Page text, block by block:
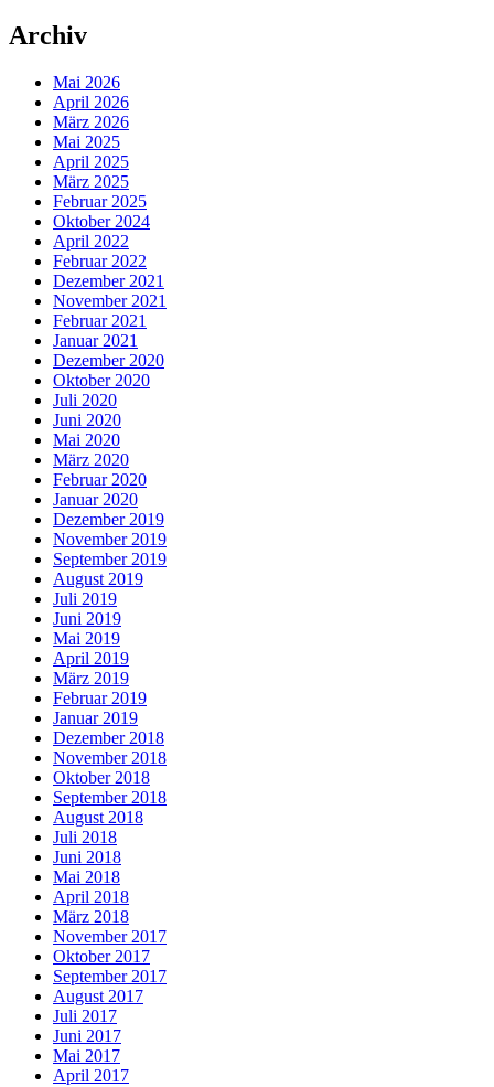
Archiv
Mai 2026
April 2026
März 2026
Mai 2025
April 2025
März 2025
Februar 2025
Oktober 2024
April 2022
Februar 2022
Dezember 2021
November 2021
Februar 2021
Januar 2021
Dezember 2020
Oktober 2020
Juli 2020
Juni 2020
Mai 2020
März 2020
Februar 2020
Januar 2020
Dezember 2019
November 2019
September 2019
August 2019
Juli 2019
Juni 2019
Mai 2019
April 2019
März 2019
Februar 2019
Januar 2019
Dezember 2018
November 2018
Oktober 2018
September 2018
August 2018
Juli 2018
Juni 2018
Mai 2018
April 2018
März 2018
November 2017
Oktober 2017
September 2017
August 2017
Juli 2017
Juni 2017
Mai 2017
April 2017